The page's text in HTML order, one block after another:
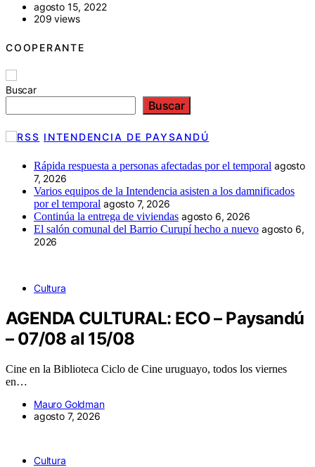
agosto 15, 2022
209 views
COOPERANTE
Buscar
Buscar
INTENDENCIA DE PAYSANDÚ
Rápida respuesta a personas afectadas por el temporal agosto
7, 2026
Varios equipos de la Intendencia asisten a los damnificados
por el temporal agosto 7, 2026
Continúa la entrega de viviendas agosto 6, 2026
El salón comunal del Barrio Curupí hecho a nuevo agosto 6,
2026
Cultura
AGENDA CULTURAL: ECO – Paysandú
– 07/08 al 15/08
Cine en la Biblioteca Ciclo de Cine uruguayo, todos los viernes
en…
Mauro Goldman
agosto 7, 2026
Cultura